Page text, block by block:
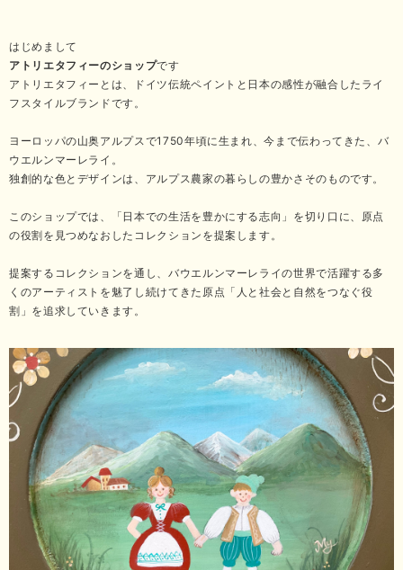
はじめまして
アトリエタフィーのショップです
アトリエタフィーとは、ドイツ伝統ペイントと日本の感性が融合したライ
フスタイルブランドです。
ヨーロッパの山奥アルプスで1750年頃に生まれ、今まで伝わってきた、バ
ウエルンマーレライ。
独創的な色とデザインは、アルプス農家の暮らしの豊かさそのものです。
このショップでは、「日本での生活を豊かにする志向」を切り口に、原点
の役割を見つめなおしたコレクションを提案します。
提案するコレクションを通し、バウエルンマーレライの世界で活躍する多
くのアーティストを魅了し続けてきた原点「人と社会と自然をつなぐ役
割」を追求していきます。